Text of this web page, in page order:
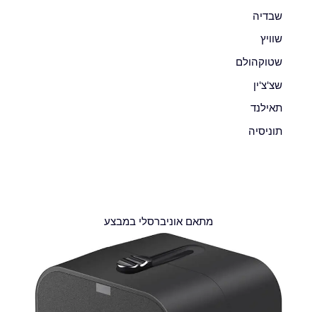
שבדיה
שוויץ
שטוקהולם
שצ'צ'ין
תאילנד
תוניסיה
מתאם אוניברסלי במבצע